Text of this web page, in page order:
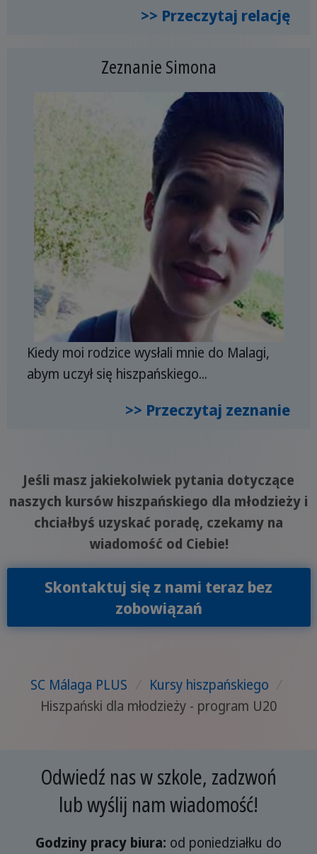
>> Przeczytaj relację
Zeznanie Simona
Kiedy moi rodzice wysłali mnie do Malagi,
abym uczył się hiszpańskiego...
>> Przeczytaj zeznanie
Jeśli masz jakiekolwiek pytania dotyczące
naszych kursów hiszpańskiego dla młodzieży i
chciałbyś uzyskać poradę, czekamy na
wiadomość od Ciebie!
Skontaktuj się z nami teraz bez
zobowiązań
SC Málaga PLUS / Kursy hiszpańskiego /
Hiszpański dla młodzieży - program U20
Odwiedź nas w szkole, zadzwoń
lub wyślij nam wiadomość!
Godziny pracy biura: od poniedziałku do